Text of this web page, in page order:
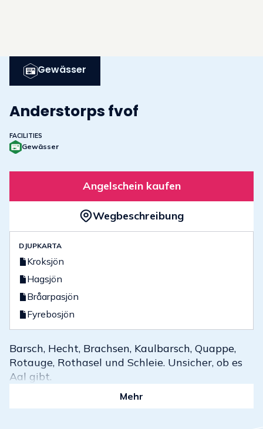
Gewässer
Anderstorps fvof
FACILITIES
Gewässer
Angelschein kaufen
Wegbeschreibung
DJUPKARTA
Kroksjön
Hagsjön
Bråarpasjön
Fyrebosjön
Barsch, Hecht, Brachsen, Kaulbarsch, Quappe,
Rotauge, Rothasel und Schleie. Unsicher, ob es
Aal gibt.
Mehr